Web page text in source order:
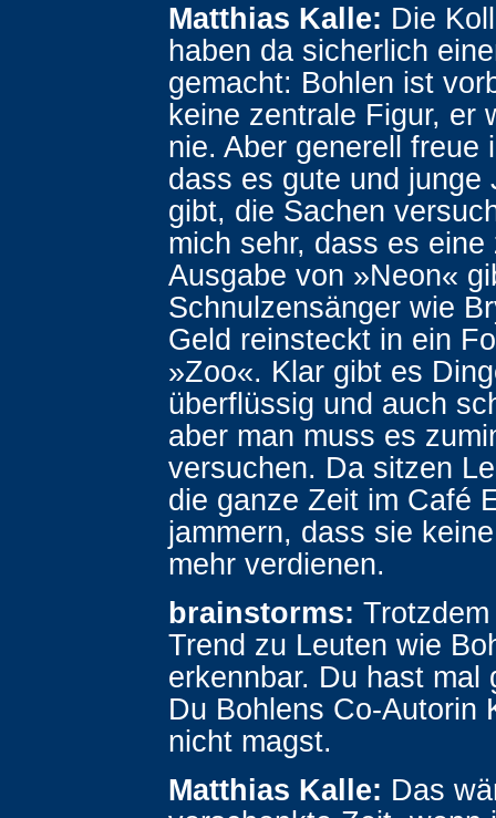
Matthias Kalle: Die
haben da sicherlich
gemacht: Bohlen ist
keine zentrale Figur, er
nie. Aber generell freue
dass es gute und junge
gibt, die Sachen
mich sehr, dass es eine
Ausgabe von »Neon«
Schnulzensänger wie
Geld reinsteckt in ein
»Zoo«. Klar gibt es
überflüssig und auch
aber man muss es
versuchen. Da sitzen
die ganze Zeit im Café
jammern, dass sie
mehr verdienen.
brainstorms:
Trend zu Leuten wie
erkennbar. Du hast mal
Du Bohlens Co-Autorin
nicht magst.
Matthias Kalle: Das